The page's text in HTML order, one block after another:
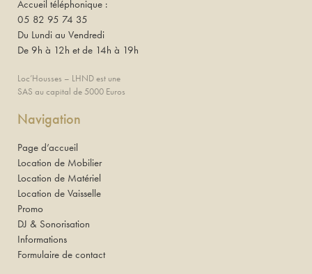
Accueil téléphonique :
05 82 95 74 35
Du Lundi au Vendredi
De 9h à 12h et de 14h à 19h
Loc’Housses – LHND est une
SAS au capital de 5000 Euros
Navigation
Page d’accueil
Location de Mobilier
Location de Matériel
Location de Vaisselle
Promo
DJ & Sonorisation
Informations
Formulaire de contact